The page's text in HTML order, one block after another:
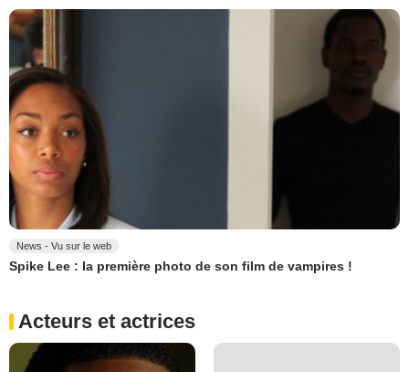
News - Vu sur le web
Spike Lee : la première photo de son film de vampires !
Acteurs et actrices